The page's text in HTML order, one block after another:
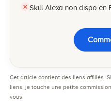
Skill Alexa non dispo en
Cet article contient des liens affiliés.
liens, je touche une petite
vous.